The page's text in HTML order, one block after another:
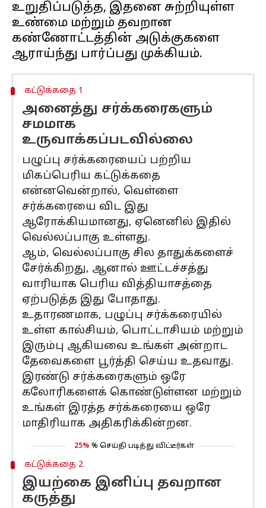
உறுதிப்படுத்த, இதனை சுற்றியுள்ள
உண்மை மற்றும் தவறான
கண்ணோட்டத்தின் அடுக்குகளை
கட்டுக்கதை 1
அனைத்து சர்க்கரைகளும்
சமமாக
உருவாக்கப்படவில்லை
பழுப்பு சர்க்கரையைப் பற்றிய
மிகப்பெரிய கட்டுக்கதை
என்னவென்றால், வெள்ளை
சர்க்கரையை விட இது
ஆரோக்கியமானது, ஏனெனில் இதில்
வெல்லப்பாகு உள்ளது.
ஆம், வெல்லப்பாகு சில தாதுக்களைச்
சேர்க்கிறது, ஆனால் ஊட்டச்சத்து
வாரியாக பெரிய வித்தியாசத்தை
ஏற்படுத்த இது போதாது.
உதாரணமாக, பழுப்பு சர்க்கரையில்
உள்ள கால்சியம், பொட்டாசியம் மற்றும்
இரும்பு ஆகியவை உங்கள் அன்றாட
தேவைகளை பூர்த்தி செய்ய உதவாது.
இரண்டு சர்க்கரைகளும் ஒரே
கலோரிகளைக் கொண்டுள்ளன மற்றும்
உங்கள் இரத்த சர்க்கரையை ஒரே
மாதிரியாக அதிகரிக்கின்றன.
25% % செய்தி படித்து விட்டீர்கள்
கட்டுக்கதை 2
இயற்கை இனிப்பு தவறான
கருத்து